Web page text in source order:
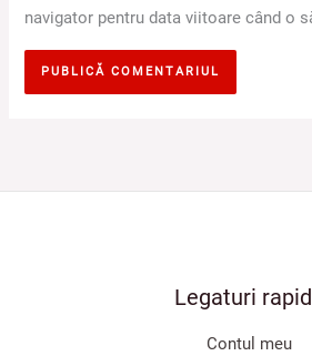
navigator pentru data viitoare când o
Legaturi
Contul meu